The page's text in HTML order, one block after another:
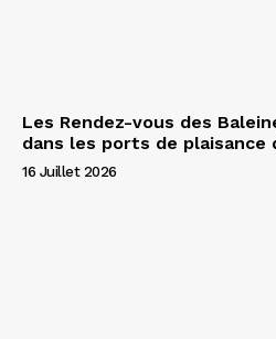
Les Rendez-vous des
dans les ports de plaisance
16 Juillet 2026